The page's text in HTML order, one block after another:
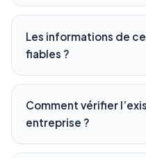
Les informations de
fiables ?
Comment vérifier
entreprise ?